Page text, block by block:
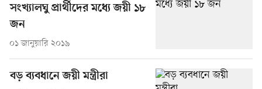
সংখ্যালঘু প্রার্থীদের মধ্যে জয়ী ১৮
জন
০১ জানুয়ারি ২০১৯
বড় ব্যবধানে জয়ী মন্ত্রীরা